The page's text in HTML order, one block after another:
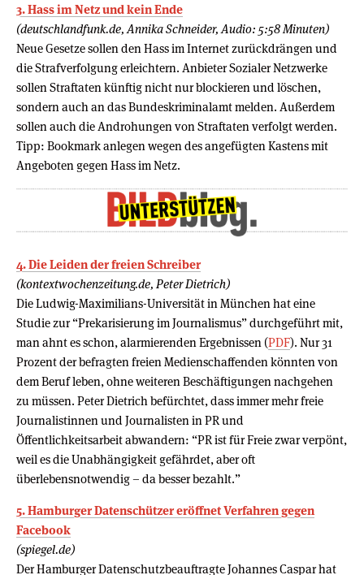
3. Hass im Netz und kein Ende
(deutschlandfunk.de, Annika Schneider, Audio: 5:58 Minuten)
Neue Gesetze sollen den Hass im Internet zurückdrängen und
die Strafverfolgung erleichtern. Anbieter Sozialer Netzwerke
sollen Straftaten künftig nicht nur blockieren und löschen,
sondern auch an das Bundeskriminalamt melden. Außerdem
sollen auch die Androhungen von Straftaten verfolgt werden.
Tipp: Bookmark anlegen wegen des angefügten Kastens mit
Angeboten gegen Hass im Netz.
4. Die Leiden der freien Schreiber
(kontextwochenzeitung.de, Peter Dietrich)
Die Ludwig-Maximilians-Universität in München hat eine
Studie zur “Prekarisierung im Journalismus” durchgeführt mit,
man ahnt es schon, alarmierenden Ergebnissen (PDF). Nur 31
Prozent der befragten freien Medienschaffenden könnten von
dem Beruf leben, ohne weiteren Beschäftigungen nachgehen
zu müssen. Peter Dietrich befürchtet, dass immer mehr freie
Journalistinnen und Journalisten in PR und
Öffentlichkeitsarbeit abwandern: “PR ist für Freie zwar verpönt,
weil es die Unabhängigkeit gefährdet, aber oft
überlebensnotwendig – da besser bezahlt.”
5. Hamburger Datenschützer eröffnet Verfahren gegen
Facebook
(spiegel.de)
Der Hamburger Datenschutzbeauftragte Johannes Caspar hat